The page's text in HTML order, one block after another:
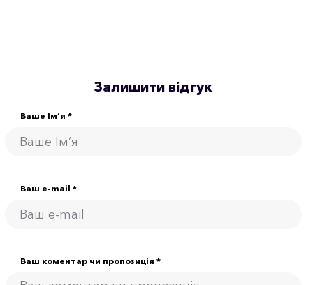
Залишити відгук
Ваше Ім’я *
Ваш e-mail *
Ваш коментар чи пропозиція *